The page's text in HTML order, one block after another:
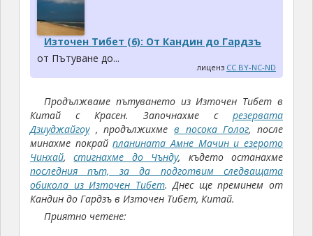
Източен Тибет (6): От Кандин до Гардзъ
от Пътуване до...
лиценз CC BY-NC-ND
Продължваме пътуването из Източен Тибет в
Китай с Красен. Започнaхме срезервата
Дзиуджайгоу, продължихме в посока Голог, после
минахме покрайпланината Амне Мачин и езерото
Чинхай,стигнахме до Чънду, където останахме
последния път, за да подготвим следващата
обикола из Източен Тибет. Днес ще преминем от
Кандин до Гардзъ в Източен Тибет, Китай.
Приятно четене: